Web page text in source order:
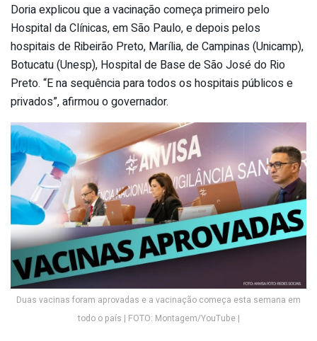
Doria explicou que a vacinação começa primeiro pelo
Hospital da Clínicas, em São Paulo, e depois pelos
hospitais de Ribeirão Preto, Marília, de Campinas (Unicamp),
Botucatu (Unesp), Hospital de Base de São José do Rio
Preto. “E na sequência para todos os hospitais públicos e
privados”, afirmou o governador.
Duas vacinas foram aprovadas e a vacinação começa esta semana em
todo o país | FOTO: Montagem/YouTube |